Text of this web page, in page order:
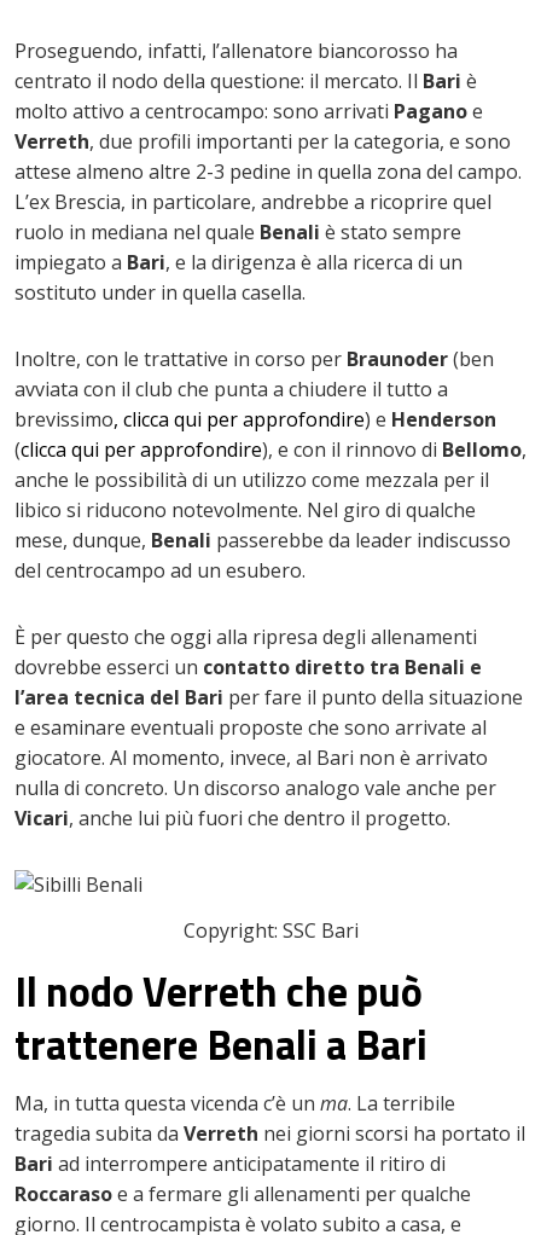
Proseguendo, infatti, l’allenatore biancorosso ha
centrato il nodo della questione: il mercato. Il Bari è
molto attivo a centrocampo: sono arrivati Paganoe
Verreth, due profili importanti per la categoria, e sono
attese almeno altre 2-3 pedine in quella zona del campo.
L’ex Brescia, in particolare, andrebbe a ricoprire quel
ruolo in mediana nel quale Benali è stato sempre
impiegato a Bari, e la dirigenza è alla ricerca di un
sostituto under in quella casella.
Inoltre, con le trattative in corso per Braunoder(ben
avviata con il club che punta a chiudere il tutto a
brevissimo, clicca qui per approfondire) e Henderson
(clicca qui per approfondire), e con il rinnovo di Bellomo,
anche le possibilità di un utilizzo come mezzala per il
libico si riducono notevolmente. Nel giro di qualche
mese, dunque, Benali passerebbe da leader indiscusso
del centrocampo ad un esubero.
È per questo che oggi alla ripresa degli allenamenti
dovrebbe esserci un contatto diretto tra Benali e
l’area tecnica del Bari per fare il punto della situazione
e esaminare eventuali proposte che sono arrivate al
giocatore. Al momento, invece, al Bari non è arrivato
nulla di concreto. Un discorso analogo vale anche per
Vicari, anche lui più fuori che dentro il progetto.
Copyright: SSC Bari
Il nodo Verreth che può
trattenere Benali a Bari
Ma, in tutta questa vicenda c’è un ma. La terribile
tragedia subita da Verreth nei giorni scorsi ha portato il
Bari ad interrompere anticipatamente il ritiro di
Roccarasoe a fermare gli allenamenti per qualche
giorno. Il centrocampista è volato subito a casa, e